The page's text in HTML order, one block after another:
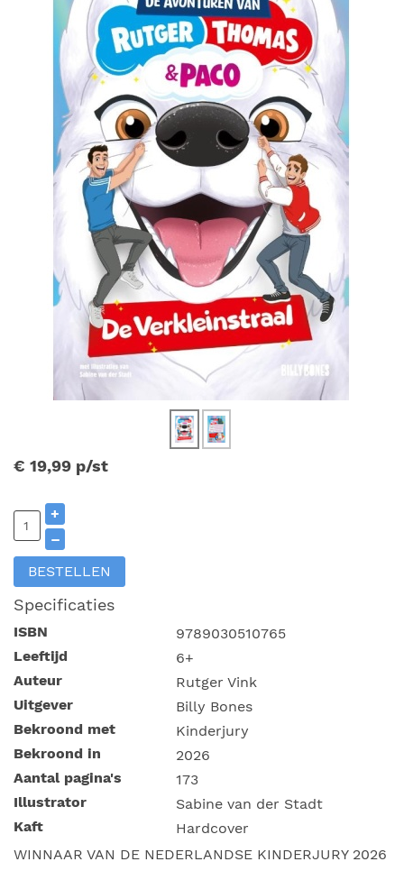
€ 19,99 p/st
+
–
BESTELLEN
Specificaties
ISBN
9789030510765
Leeftijd
6+
Auteur
Rutger Vink
Uitgever
Billy Bones
Bekroond met
Kinderjury
Bekroond in
2026
Aantal pagina's
173
Illustrator
Sabine van der Stadt
Kaft
Hardcover
WINNAAR VAN DE NEDERLANDSE KINDERJURY 2026